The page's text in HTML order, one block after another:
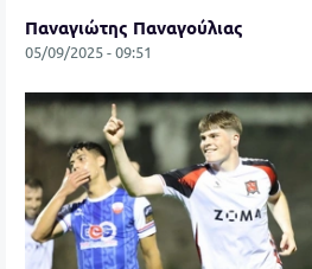
Παναγιώτης Παναγούλιας
05/09/2025 - 09:51